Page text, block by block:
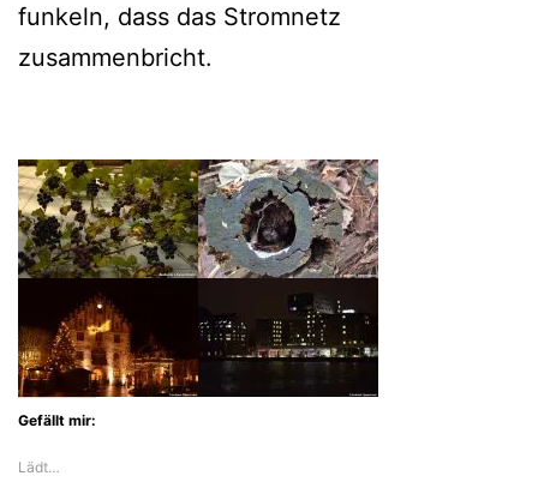
funkeln, dass das Stromnetz
zusammenbricht.
Gefällt mir:
Lädt…